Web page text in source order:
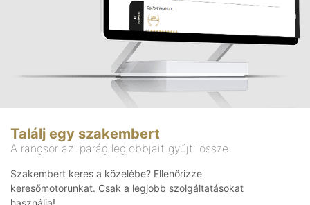
Találj egy szakembert
A rangsor az iparág legjobbjait gyűjti össze
Szakembert keres a közelébe? Ellenőrizze
keresőmotorunkat. Csak a legjobb szolgáltatásokat
használja!